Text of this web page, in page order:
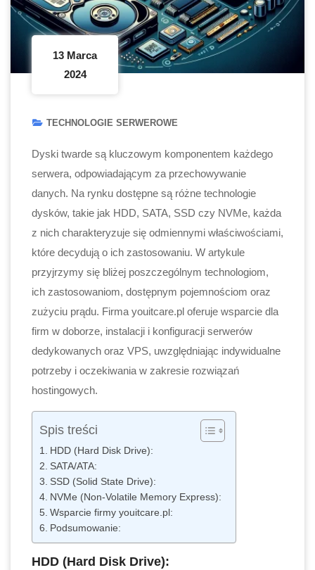
13 Marca
2024
TECHNOLOGIE SERWEROWE
Dyski twarde są kluczowym komponentem każdego
serwera, odpowiadającym za przechowywanie
danych. Na rynku dostępne są różne technologie
dysków, takie jak HDD, SATA, SSD czy NVMe, każda
z nich charakteryzuje się odmiennymi właściwościami,
które decydują o ich zastosowaniu. W artykule
przyjrzymy się bliżej poszczególnym technologiom,
ich zastosowaniom, dostępnym pojemnościom oraz
zużyciu prądu. Firma youitcare.pl oferuje wsparcie dla
firm w doborze, instalacji i konfiguracji serwerów
dedykowanych oraz VPS, uwzględniając indywidualne
potrzeby i oczekiwania w zakresie rozwiązań
hostingowych.
Spis treści
HDD (Hard Disk Drive):
SATA/ATA:
SSD (Solid State Drive):
NVMe (Non-Volatile Memory Express):
Wsparcie firmy youitcare.pl:
Podsumowanie:
HDD (Hard Disk Drive):